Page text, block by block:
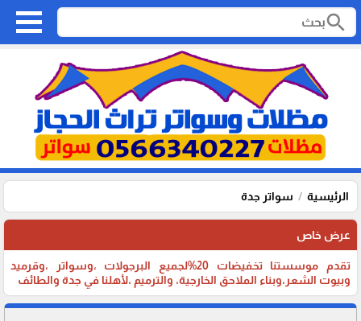
search
الرئيسية سواتر جدة
عرض خاص
تقدم موسستنا تخفيضات 20%لجميع البرجولات ،وسواتر ،وقرميد
وبيوت الشعر،وبناء الملاحق الخارجية، والترميم ،لأهلنا في جدة والطائف